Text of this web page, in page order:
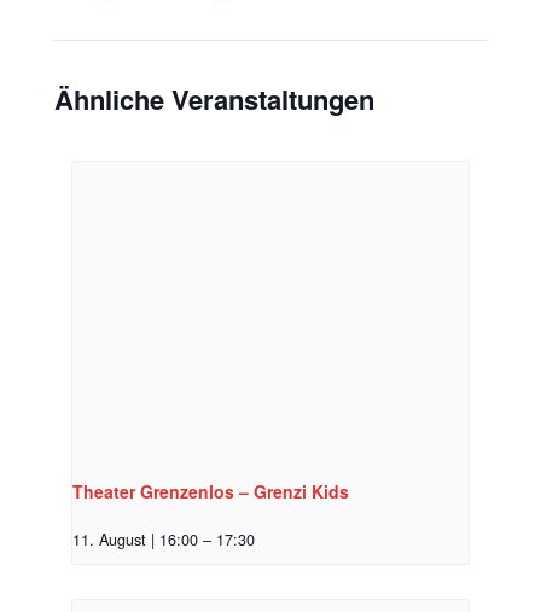
Ähnliche Veranstaltungen
Theater Grenzenlos – Grenzi Kids
11. August | 16:00 – 17:30